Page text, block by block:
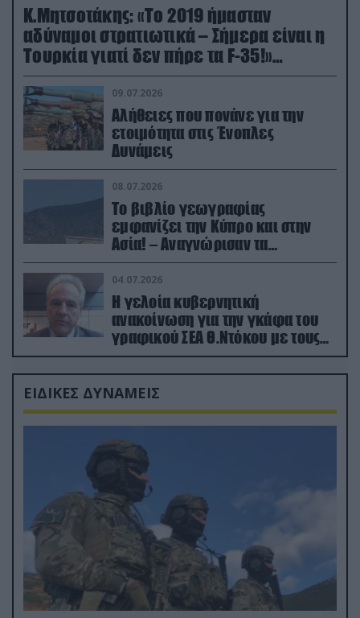
Κ.Μητσοτάκης: «Το 2019 ήμασταν
αδύναμοι στρατιωτικά – Σήμερα είναι η
Τουρκία γιατί δεν πήρε τα F-35!»
(βίντεο)
09.07.2026
Αλήθειες που πονάνε για την
ετοιμότητα στις Ένοπλες
Δυνάμεις
08.07.2026
Το βιβλίο γεωγραφίας
εμφανίζει την Κύπρο και στην
Ασία! – Αναγνώρισαν τα
κατεχόμενα; (φωτο)
04.07.2026
Η γελοία κυβερνητική
ανακοίνωση για την γκάφα του
γραφικού ΣΕΑ Θ.Ντόκου με τους
Ρώσους φαρσέρ
ΕΙΔΙΚΕΣ ΔΥΝΑΜΕΙΣ